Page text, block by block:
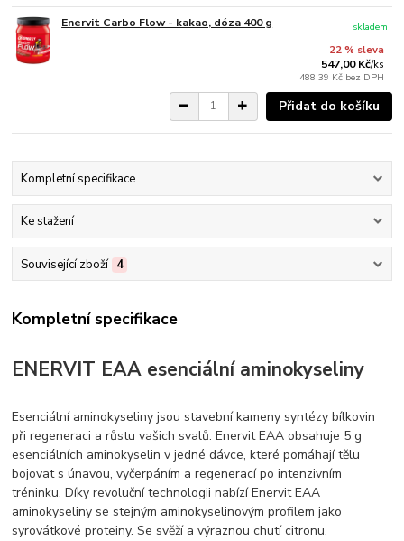
Enervit Carbo Flow - kakao, dóza 400 g
22 % sleva
547,00 Kč/ks
488,39 Kč bez DPH
skladem
Přidat do košíku
Kompletní specifikace
Ke stažení
Související zboží 4
Kompletní specifikace
ENERVIT EAA esenciální aminokyseliny
Esenciální aminokyseliny jsou stavební kameny syntézy bílkovin
při regeneraci a růstu vašich svalů. Enervit EAA obsahuje 5 g
esenciálních aminokyselin v jedné dávce, které pomáhají tělu
bojovat s únavou, vyčerpáním a regenerací po intenzivním
tréninku. Díky revoluční technologii nabízí Enervit EAA
aminokyseliny se stejným aminokyselinovým profilem jako
syrovátkové proteiny. Se svěží a výraznou chutí citronu.